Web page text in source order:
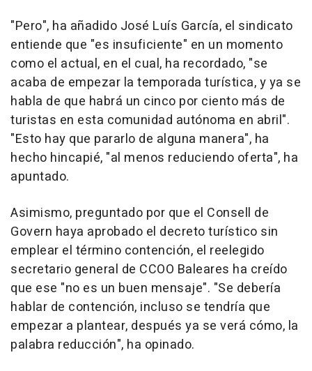
"Pero", ha añadido José Luís García, el sindicato
entiende que "es insuficiente" en un momento
como el actual, en el cual, ha recordado, "se
acaba de empezar la temporada turística, y ya se
habla de que habrá un cinco por ciento más de
turistas en esta comunidad autónoma en abril".
"Esto hay que pararlo de alguna manera", ha
hecho hincapié, "al menos reduciendo oferta", ha
apuntado.
Asimismo, preguntado por que el Consell de
Govern haya aprobado el decreto turístico sin
emplear el término contención, el reelegido
secretario general de CCOO Baleares ha creído
que ese "no es un buen mensaje". "Se debería
hablar de contención, incluso se tendría que
empezar a plantear, después ya se verá cómo, la
palabra reducción", ha opinado.